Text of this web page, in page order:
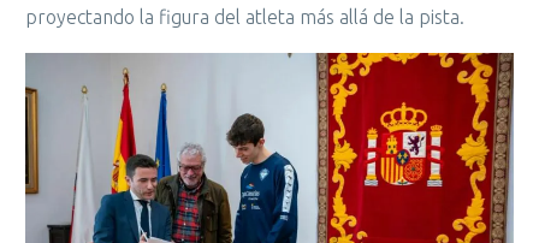
proyectando la figura del atleta más allá de la pista.